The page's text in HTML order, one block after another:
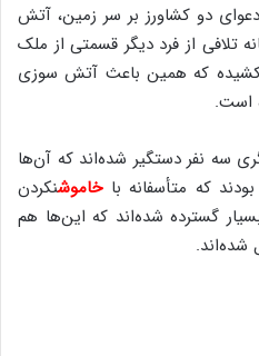
دو کشاورز بر سر زمین، آتش
تلافی از فرد دیگر قسمتی از ملک
که همین باعث آتش سوزی
است.
سه نفر دستگیر شده‌اند که آن‌ها
که متأسفانه باخاموشنکردن
گسترده شده‌اند که این‌ها هم
شده‌اند.